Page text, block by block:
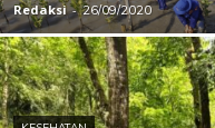
Redaksi - 26/09/2020